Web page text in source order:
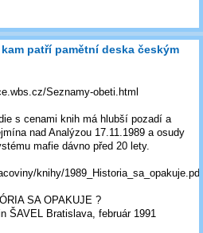
patří pamětní deska českým
Seznamy-obeti.html
s cenami knih má hlubší pozadí a
nad Analýzou 17.11.1989 a osudy
mafie dávno před 20 lety.
knihy/1989_Historia_sa_opakuje.pdf
SA OPAKUJE ?
ŠAVEL Bratislava, február 1991